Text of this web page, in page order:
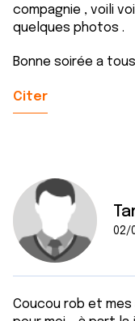
compagnie , voili
quelques photos .
Bonne soirée a
Citer
02/
Coucou rob et mes